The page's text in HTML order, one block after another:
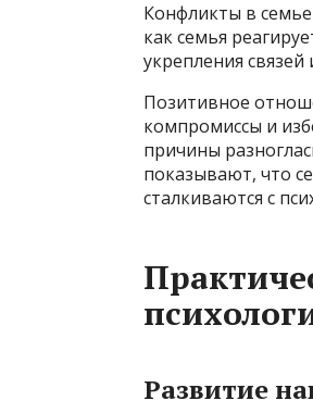
Конфликты в
как семья
укрепления
Позитивное
компромиссы и
причины
показывают, что
сталкиваются с
Развитие